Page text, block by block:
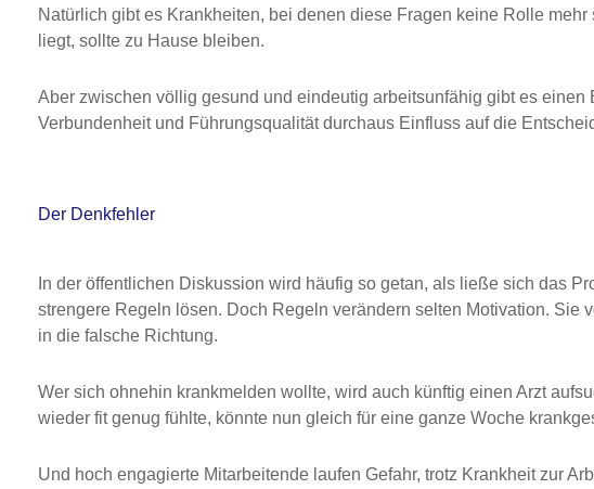
Natürlich gibt es Krankheiten, bei denen diese Fragen keine Rolle
liegt, sollte zu Hause bleiben.
Aber zwischen völlig gesund und eindeutig arbeitsunfähig gibt es einen
Verbundenheit und Führungsqualität durchaus Einfluss auf die
Der Denkfehler
In der öffentlichen Diskussion wird häufig so getan, als ließe sich das
strengere Regeln lösen. Doch Regeln verändern selten Motivation. Sie
in die falsche Richtung.
Wer sich ohnehin krankmelden wollte, wird auch künftig einen Arzt
wieder fit genug fühlte, könnte nun gleich für eine ganze Woche
Und hoch engagierte Mitarbeitende laufen Gefahr, trotz Krankheit zur